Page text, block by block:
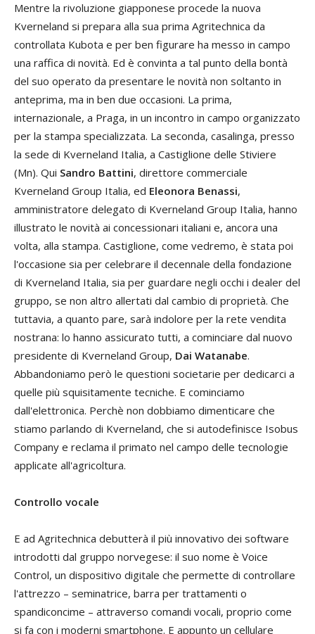
Mentre la rivoluzione giapponese procede la nuova
Kverneland si prepara alla sua prima Agritechnica da
controllata Kubota e per ben figurare ha messo in campo
una raffica di novità. Ed è convinta a tal punto della bontà
del suo operato da presentare le novità non soltanto in
anteprima, ma in ben due occasioni. La prima,
internazionale, a Praga, in un incontro in campo organizzato
per la stampa specializzata. La seconda, casalinga, presso
la sede di Kverneland Italia, a Castiglione delle Stiviere
(Mn). Qui Sandro Battini, direttore commerciale
Kverneland Group Italia, ed Eleonora Benassi,
amministratore delegato di Kverneland Group Italia, hanno
illustrato le novità ai concessionari italiani e, ancora una
volta, alla stampa. Castiglione, come vedremo, è stata poi
l'occasione sia per celebrare il decennale della fondazione
di Kverneland Italia, sia per guardare negli occhi i dealer del
gruppo, se non altro allertati dal cambio di proprietà. Che
tuttavia, a quanto pare, sarà indolore per la rete vendita
nostrana: lo hanno assicurato tutti, a cominciare dal nuovo
presidente di Kverneland Group, Dai Watanabe.
Abbandoniamo però le questioni societarie per dedicarci a
quelle più squisitamente tecniche. E cominciamo
dall'elettronica. Perchè non dobbiamo dimenticare che
stiamo parlando di Kverneland, che si autodefinisce Isobus
Company e reclama il primato nel campo delle tecnologie
applicate all'agricoltura.
Controllo vocale
E ad Agritechnica debutterà il più innovativo dei software
introdotti dal gruppo norvegese: il suo nome è Voice
Control, un dispositivo digitale che permette di controllare
l'attrezzo – seminatrice, barra per trattamenti o
spandiconcime – attraverso comandi vocali, proprio come
si fa con i moderni smartphone. E appunto un cellulare